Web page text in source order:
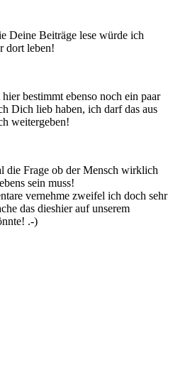
Deine Beiträge lese würde ich
dort leben!
bestimmt ebenso noch ein paar
Dich lieb haben, ich darf das aus
weitergeben!
die Frage ob der Mensch wirklich
sein muss!
vernehme zweifel ich doch sehr
das dieshier auf unserem
.-)